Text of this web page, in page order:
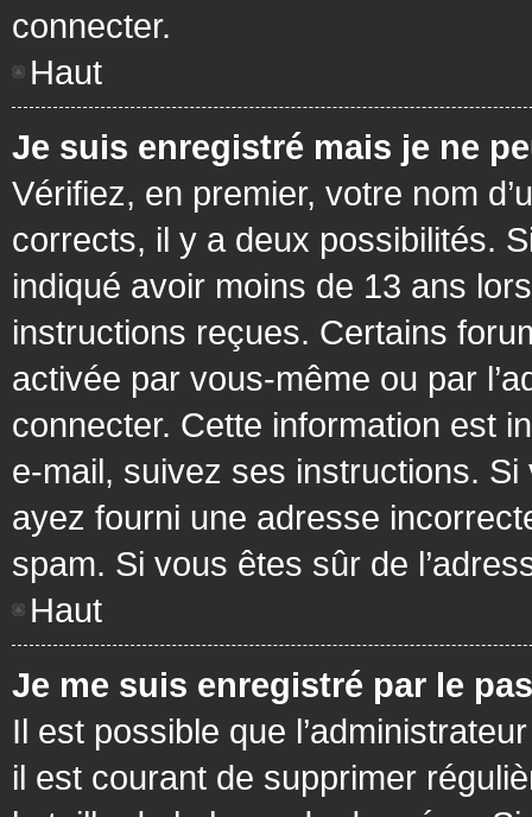
connecter.
Haut
Je suis enregistré mais je ne
Vérifiez, en premier, votre nom
corrects, il y a deux possibilités.
indiqué avoir moins de 13 ans
instructions reçues. Certains
activée par vous-même ou par
connecter. Cette information est
e-mail, suivez ses instructions. Si
ayez fourni une adresse
spam. Si vous êtes sûr de
Haut
Je me suis enregistré par le
Il est possible que
il est courant de supprimer